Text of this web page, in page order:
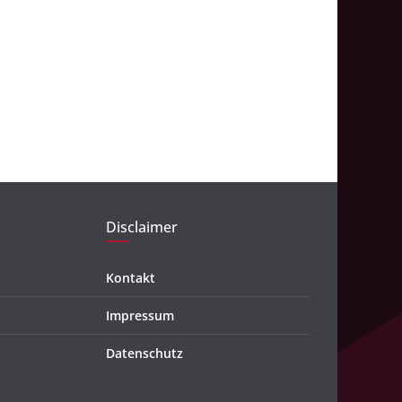
Disclaimer
Kontakt
Impressum
Datenschutz